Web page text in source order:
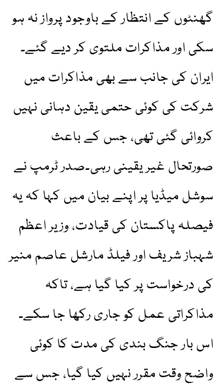
گھنٹوں کے انتظار کے باوجود پرواز نہ ہو
سکی اور مذاکرات ملتوی کر دیے گئے۔
ایران کی جانب سے بھی مذاکرات میں
شرکت کی کوئی حتمی یقین دہانی نہیں
کروائی گئی تھی، جس کے باعث
صورتحال غیر یقینی رہی۔صدر ٹرمپ نے
سوشل میڈیا پر اپنے بیان میں کہا کہ یہ
فیصلہ پاکستان کی قیادت، وزیر اعظم
شہباز شریف اور فیلڈ مارشل عاصم منیر
کی درخواست پر کیا گیا ہے، تاکہ
مذاکراتی عمل کو جاری رکھا جا سکے۔
اس بار جنگ بندی کی مدت کا کوئی
واضح وقت مقرر نہیں کیا گیا، جس سے